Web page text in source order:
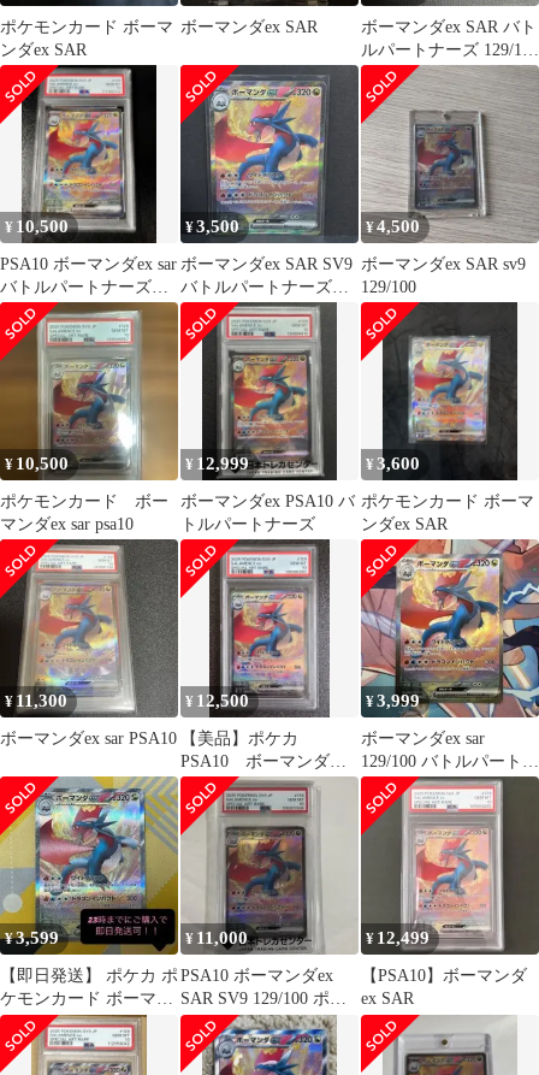
ポケモンカード ボーマ
ンダex SAR
ボーマンダex SAR
ボーマンダex SAR バト
ルパートナーズ 129/100
sv9
¥ 10,500
PSA10 ボーマンダex sar
バトルパートナーズ
129/100
¥3,500
ボーマンダex SAR SV9
バトルパートナーズ
129/100
¥4,500
ボーマンダex SAR sv9
129/100
¥ 10,500
ポケモンカード ボー
マンダex sar psa10
¥ 12,999
ボーマンダex PSA10 バ
トルパートナーズ
¥3,600
ポケモンカード ボーマ
ンダex SAR
¥ 11,300
ボーマンダex sar PSA10
¥ 12,500
【美品】ポケカ
PSA10 ボーマンダ
ex SAR 129/100
¥3,999
ボーマンダex sar
129/100 バトルパートナ
ーズ
¥3,599
【即日発送】 ポケカ ポ
ケモンカード ボーマン
ダex SAR 1枚
¥ 11,000
PSA10 ボーマンダex
SAR SV9 129/100 ポケ
モンカード
¥ 12,499
【PSA10】ボーマンダ
ex SAR